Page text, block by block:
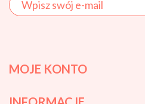
MOJE KONTO